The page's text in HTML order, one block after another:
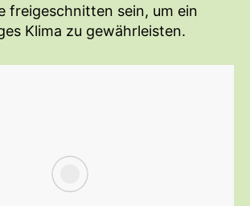
freigeschnitten sein, um ein
Klima zu gewährleisten.